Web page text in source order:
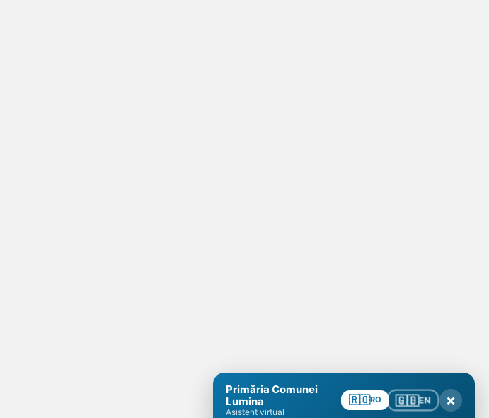
Primăria Comunei
Lumina
Asistent virtual
🇷🇴RO 🇬🇧EN ×